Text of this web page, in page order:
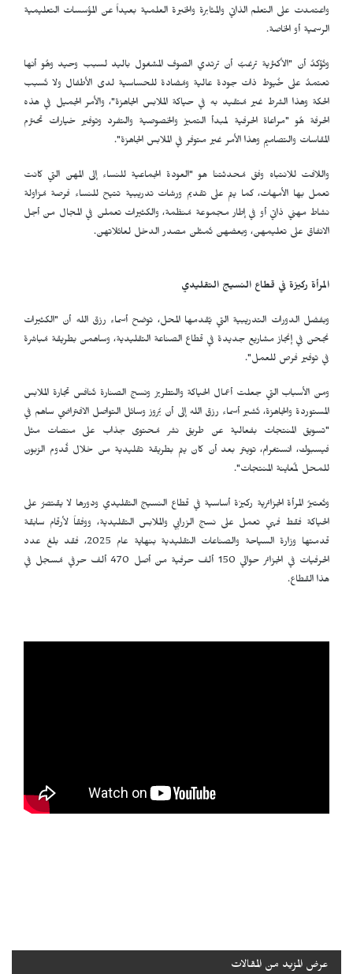
واعتمدت على التعلم الذاتي والمثابرة والخبرة العلمية بعيداً عن المؤسسات التعليمية
الرسمية أو الخاصة.
وتُؤكدُ أن "الأكثرية ترغبُ أن ترتدي الصوف المشغول باليد لسبب وحيد وهُو أنها
تعتمدُ على خُيوط ذات جودة عالية ومُضادة للحساسية لدى الأطفال ولا تُسبب
الحكة وهذا الشرط غير مُتقيد به في حياكة الملابس الجاهزة"، والأمر الجميل في هذه
الحرفة هُو "مراعاة الحرفية لمبدأ التميز والخصوصية والتفرد وتوفير خيارات تحترم
المقاسات والتصاميم وهذا الأمر غير متوفر في الملابس الجاهزة".
واللافت للانتباه وفق مُحدثتنا هو "العودة الجماعية للنساء إلى المهن التي كانت
تعمل بها الأمهات، كما يتم على تقديم ورشات تدريبية تتيح للنساء فرصة مُزاولة
نشاط مهني ذاتي أو في إطار مجموعة مُنظمة، والكثيرات تعملن في المجال من أجل
الانفاق على تعليمهن، وبعضهن تُمثلن مصدر الدخل لعائلاتهن.
المرأة ركيزة في قطاع النسيج التقليدي
وبفضل الدورات التدريبية التي يُقدمها المحل، توضح أسماء رزق الله أن "الكثيرات
نجحن في إنجاز مشاريع جديدة في قطاع الصناعة التقليدية، وساهمن بطريقة مُباشرة
في توفير فرص للعمل".
ومن الأسباب التي جعلت أعمال الحياكة والتطريز ونسج الصنارة تُنافس تجارة الملابس
المستوردة والجاهزة، تُشير أسماء رزق الله إلى أن بُروز وسائل التواصل الافتراضي ساهم في
"تسويق المنتجات بفعالية عن طريق نشر مُحتوى جذاب على منصات مثل
فيسبوك، انستغرام، تويتر بعد أن كان يتم بطريقة تقليدية من خلال قُدوم الزبون
للمحل لمُعاينة المنتجات".
وتُعتبرُ المرأة الجزائرية ركيزة أساسية في قطاع النسيج التقليدي ودورها لا يقتصرُ على
الحياكة فقط فهي تعمل على نسج الزرابي والملابس التقليدية، ووفقاً لأرقام سابقة
قدمتها وزارة السياحة والصناعات التقليدية بنهاية عام 2025، فقد بلغ عدد
الحرفيات في الجزائر حوالي 150 ألف حرفية من أصل 470 ألف حرفي مُسجل في
هذا القطاع.
عرض المزيد من المقالات